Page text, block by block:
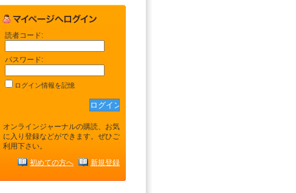
読者コード:
パスワード:
ログイン情報を記憶
オンラインジャーナルの購読、お気
に入り登録などができます。ぜひご
利用下さい。
初めての方へ 新規登録